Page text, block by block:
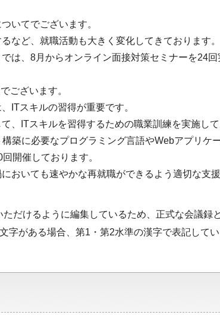
いてでございます。
など、就職活動も大きく変化してきております。
は、8月からオンライン面接対策セミナーを24
ございます。
ITスキルの習得が重要です。
、ITスキルを習得するための職業訓練を実施して
築に必要なプログラミング言語やWebアプリケ
開催しております。
おいても速やかな再就職ができるよう適切な支
だけるように編集しているため、正式な会議録
字がある場合、第1・第2水準の漢字で表記してい